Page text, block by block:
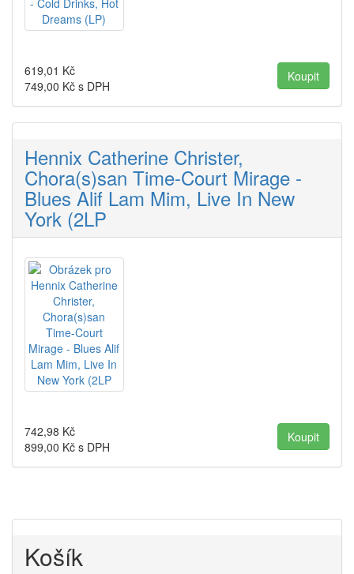
619,01 Kč
749,00 Kč s DPH
Hennix Catherine Christer,
Chora(s)san Time-Court Mirage -
Blues Alif Lam Mim, Live In New
York (2LP
742,98 Kč
899,00 Kč s DPH
Košík